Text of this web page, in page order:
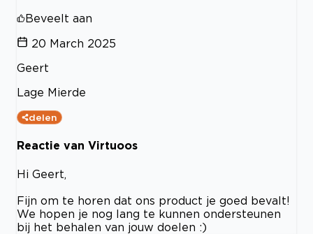
Beveelt aan
20 March 2025
Geert
Lage Mierde
delen
Reactie van Virtuoos
Hi Geert,
Fijn om te horen dat ons product je goed bevalt!
We hopen je nog lang te kunnen ondersteunen
bij het behalen van jouw doelen :)